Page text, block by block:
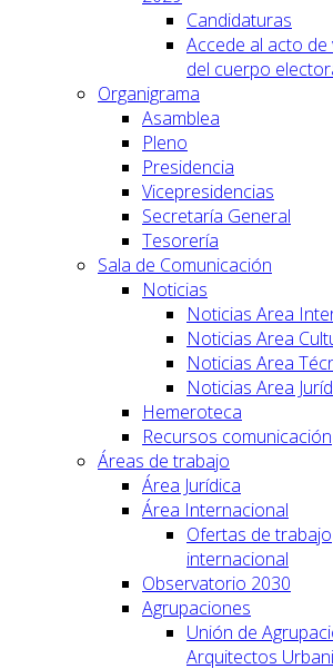
Candidaturas
Accede al acto
del cuerpo
Organigrama
Asamblea
Pleno
Presidencia
Vicepresidencias
Secretaría General
Tesorería
Sala de Comunicación
Noticias
Noticias Area
Noticias Area
Noticias Area
Noticias Area
Hemeroteca
Recursos comunicación
Áreas de trabajo
Área Jurídica
Área Internacional
Ofertas de trabajo
internacional
Observatorio 2030
Agrupaciones
Unión de
Arquitectos